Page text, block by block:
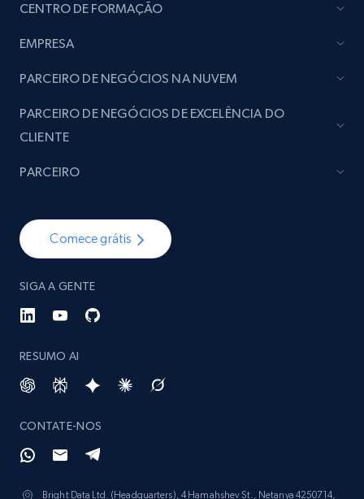
CENTRO DE FORMAÇÃO
EMPRESA
Comece grátis
SIGA A GENTE
RESUMO AI
CONTATE-NOS
Bright Data Ltd. (Headquarters), 4 Hamahshev St., Netanya 4250714,
PARCEIRO DE NEGÓCIOS NA NUVEM
PARCEIRO DE NEGÓCIOS DE EXCELÊNCIA DO
CLIENTE
PARCEIRO